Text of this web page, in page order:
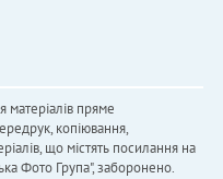
матеріалів пряме
копіювання,
що містять посилання на
Фото Група", заборонено.